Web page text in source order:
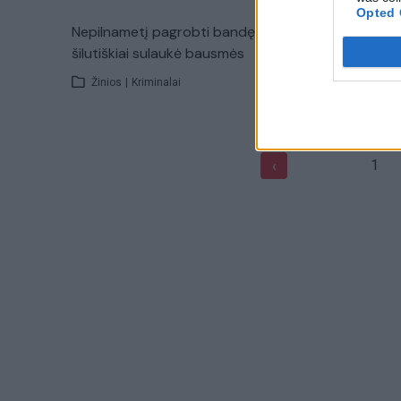
Opted
Nepilnametį pagrobti bandę
šilutiškiai sulaukė bausmės
Žinios Kriminalai Žinios |
‹ 1